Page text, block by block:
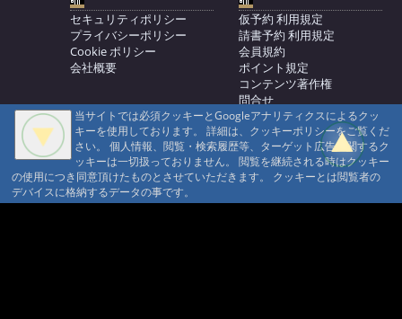
セキュリティポリシー
プライバシーポリシー
Cookie ポリシー
会社概要
仮予約 利用規定
請書予約 利用規定
会員規約
ポイント規定
コンテンツ著作権
問合せ
マウンテントラッド株式会社
〒386-1211 長野県上田市下之郷692
0268371176
© 1999-2026 MountAin TRAD ® Inc. https://www.mountaintrad.co.jp
当サイトでは必須クッキーとGoogleアナリティクスによるクッ
キーを使用しております。 詳細は、クッキーポリシーをご覧くだ
さい。 個人情報、閲覧・検索履歴等、ターゲット広告に関するク
ッキーは一切扱っておりません。 閲覧を継続される時はクッキー
の使用につき同意頂けたものとさせていただきます。 クッキーとは閲覧者の
デバイスに格納するデータの事です。